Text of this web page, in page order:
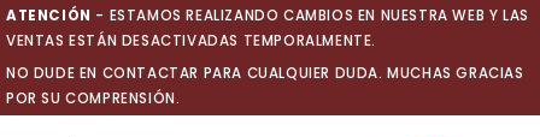
Ir
al
contenido
ATENCIÓN - ESTAMOS REALIZANDO CAMBIOS EN NUESTRA WEB Y LAS
VENTAS ESTÁN DESACTIVADAS TEMPORALMENTE.
NO DUDE EN CONTACTAR PARA CUALQUIER DUDA. MUCHAS GRACIAS
POR SU COMPRENSIÓN.